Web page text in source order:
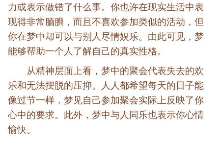
力或表示做错了什么事。你也许在现实生活中表
现得非常腼腆，而且不喜欢参加类似的活动，但
你在梦中却可以与别人尽情娱乐。由此可见，梦
能够帮助一个人了解自己的真实性格。
从精神层面上看，梦中的聚会代表失去的欢
乐和无法摆脱的压抑。人人都希望每天的日子能
像过节一样，梦见自己参加聚会实际上反映了你
心中的要求。此外，梦中与人同乐也表示你心情
愉快。